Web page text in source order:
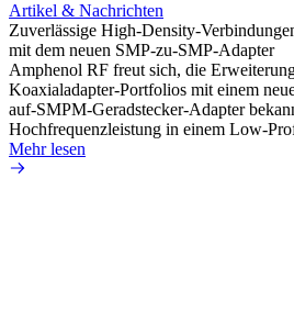
Artikel & Nachrichten
Zuverlässige High-Density-
mit dem neuen SMP-zu-SMP-Adapter
Amphenol RF freut sich, die
Koaxialadapter-Portfolios mit einem
auf-SMPM-Geradstecker-Adapter
Hochfrequenzleistung in einem Low-
Mehr lesen